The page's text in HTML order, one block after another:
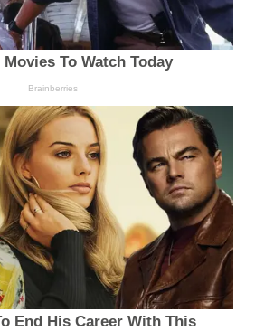
To Watch Today
Brainberries
End His Career With This